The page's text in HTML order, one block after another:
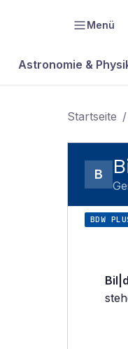
Menü
Astronomie &
Startseite /
B
BDW